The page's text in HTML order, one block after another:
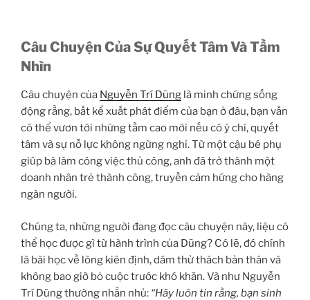
Câu Chuyện Của Sự Quyết Tâm Và Tầm
Nhìn
Câu chuyện của Nguyễn Trí Dũng là minh chứng sống
động rằng, bất kể xuất phát điểm của bạn ở đâu, bạn vẫn
có thể vươn tới những tầm cao mới nếu có ý chí, quyết
tâm và sự nỗ lực không ngừng nghỉ. Từ một cậu bé phụ
giúp bà làm công việc thủ công, anh đã trở thành một
doanh nhân trẻ thành công, truyền cảm hứng cho hàng
ngàn người.
Chúng ta, những người đang đọc câu chuyện này, liệu có
thể học được gì từ hành trình của Dũng? Có lẽ, đó chính
là bài học về lòng kiên định, dám thử thách bản thân và
không bao giờ bỏ cuộc trước khó khăn. Và như Nguyễn
Trí Dũng thường nhắn nhủ: “Hãy luôn tin rằng, bạn sinh